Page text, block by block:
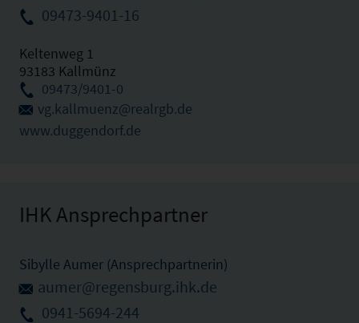
09473-9401-16
Keltenweg 1
93183 Kallmünz
09473/9401-0
vg.kallmuenz@realrgb.de
www.duggendorf.de
IHK Ansprechpartner
Sibylle Aumer (Ansprechpartnerin)
aumer@regensburg.ihk.de
0941-5694-244